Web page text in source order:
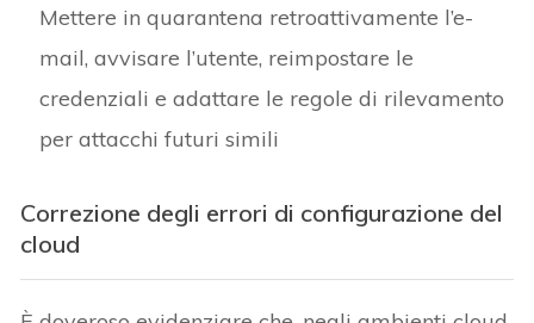
Mettere in quarantena retroattivamente l’e-
mail, avvisare l’utente, reimpostare le
credenziali e adattare le regole di rilevamento
per attacchi futuri simili
Correzione degli errori di configurazione del
cloud